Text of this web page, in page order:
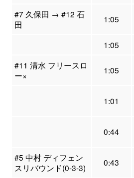
#7 久保田 → #12 石
田
1:05
1:05
#11 清水 フリースロ
ー×
1:05
1:01
0:44
#5 中村 ディフェン
スリバウンド(0-3-3)
0:43